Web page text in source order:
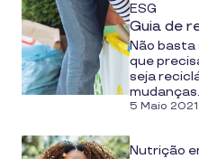
ESG
Guia de
Não basta
que
seja
5 Maio 2021
Nutrição